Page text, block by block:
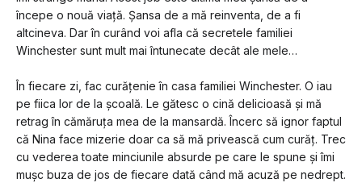
începe o nouă viață. Șansa de a mă reinventa, de a fi
altcineva. Dar în curând voi afla că secretele familiei
Winchester sunt mult mai întunecate decât ale mele…
În fiecare zi, fac curățenie în casa familiei Winchester. O iau
pe fiica lor de la școală. Le gătesc o cină delicioasă și mă
retrag în cămăruța mea de la mansardă. Încerc să ignor faptul
că Nina face mizerie doar ca să mă privească cum curăț. Trec
cu vederea toate minciunile absurde pe care le spune și îmi